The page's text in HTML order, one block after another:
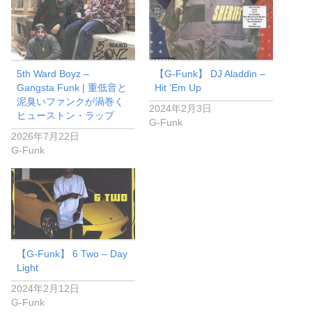
5th Ward Boyz –
Gangsta Funk | 重低音と
泥臭いファンクが渦巻く
ヒューストン・ラップ
2026年7月22日
G-Funk
【G-Funk】 DJ Aladdin –
Hit ‘Em Up
2024年2月3日
G-Funk
【G-Funk】 6 Two – Day
Light
2024年2月12日
G-Funk